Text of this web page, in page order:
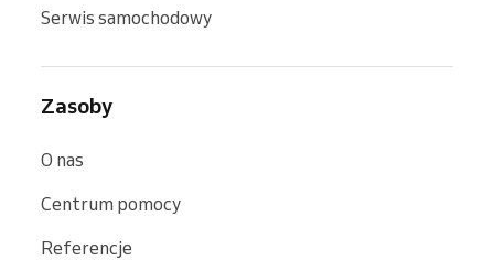
Serwis samochodowy
Zasoby
O nas
Centrum pomocy
Referencje